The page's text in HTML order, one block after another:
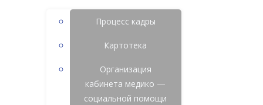
Процесс кадры
Картотека
Организация
кабинета медико —
социальной помощи